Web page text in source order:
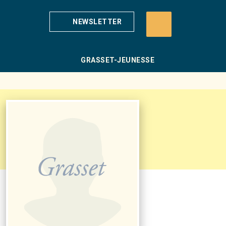
NEWSLETTER
GRASSET-JEUNESSE